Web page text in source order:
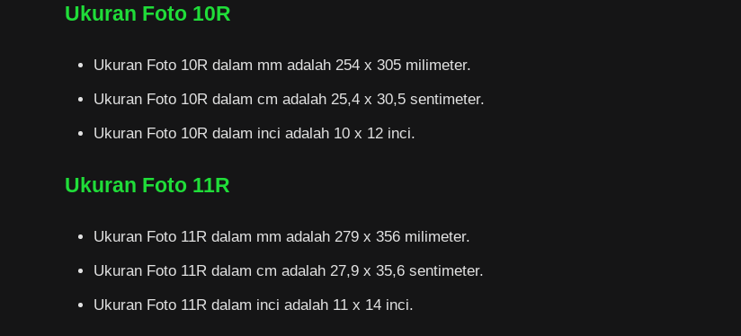
Ukuran Foto 10R
Ukuran Foto 10R dalam mm adalah 254 x 305 milimeter.
Ukuran Foto 10R dalam cm adalah 25,4 x 30,5 sentimeter.
Ukuran Foto 10R dalam inci adalah 10 x 12 inci.
Ukuran Foto 11R
Ukuran Foto 11R dalam mm adalah 279 x 356 milimeter.
Ukuran Foto 11R dalam cm adalah 27,9 x 35,6 sentimeter.
Ukuran Foto 11R dalam inci adalah 11 x 14 inci.